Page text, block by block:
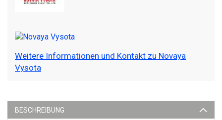
Weitere Informationen und Kontakt zu Novaya
Vysota
BESCHREIBUNG